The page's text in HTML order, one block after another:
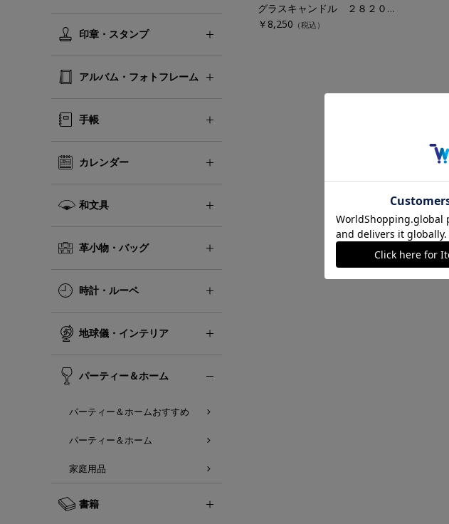
印章・スタンプ
アルバム・フォトフレーム
手帳
カレンダー
和文具
革小物・バッグ
時計・ルーペ
地球儀・インテリア
パーティー＆ホーム
パーティー＆ホームおすすめ
パーティー＆ホーム
家庭用品
書籍
グラスキャンドル ２８２０９ＦＴ フェザー
￥8,250 （税込）